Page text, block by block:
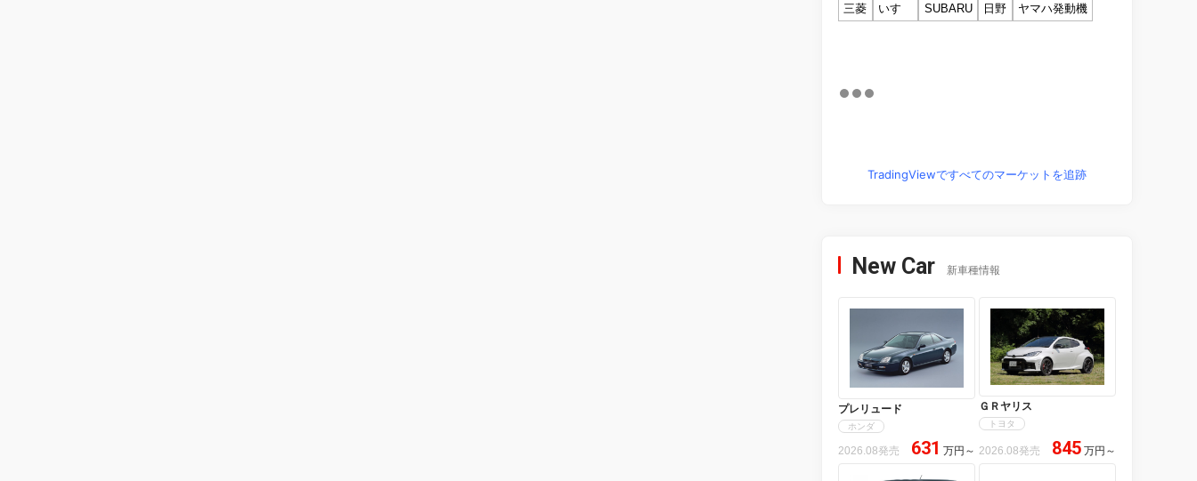
三菱
いすゞ SUBARU 日野 ヤマハ発動機
TradingViewですべてのマーケットを追跡
New Car 新車種情報
プレリュード
ホンダ
2026.08発売 631 万円 ～
ＧＲヤリス
トヨタ
2026.08発売 845 万円 ～